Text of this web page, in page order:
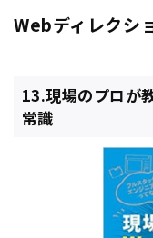
Webディレクシ
13.現場のプロが
常識